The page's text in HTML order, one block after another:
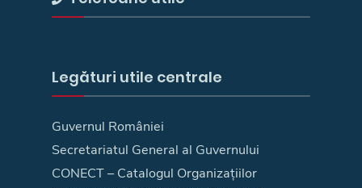
Legături utile centrale
Guvernul României
Secretariatul General al Guvernului
CONECT – Catalogul Organizațiilor